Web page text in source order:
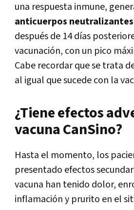
una respuesta inmune,
anticuerpos neutralizantes
después de 14 días
vacunación, con un pico
Cabe recordar que se trata
al igual que sucede con la
¿Tiene efectos
vacuna CanSino?
Hasta el momento, los
presentado efectos
vacuna han tenido dolor,
inflamación y prurito en el